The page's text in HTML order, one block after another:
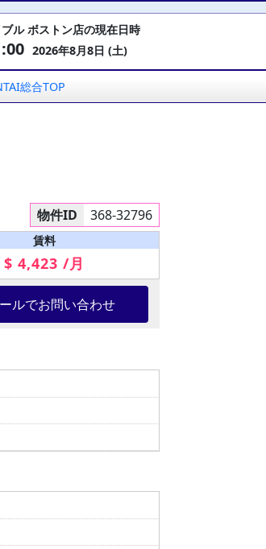
ル ボストン店の現在日時
2026年8月8日 (土)
総合TOP
物件ID 368-32796
賃料
$ 4,423 /月
ルでお問い合わせ